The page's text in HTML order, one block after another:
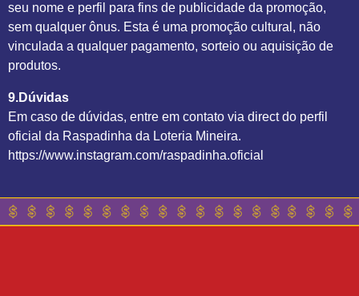
seu nome e perfil para fins de publicidade da promoção,
sem qualquer ônus. Esta é uma promoção cultural, não
vinculada a qualquer pagamento, sorteio ou aquisição de
produtos.
9.Dúvidas
Em caso de dúvidas, entre em contato via direct do perfil
oficial da Raspadinha da Loteria Mineira.
https://www.instagram.com/raspadinha.oficial